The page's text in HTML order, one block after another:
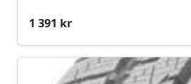
1 391 kr